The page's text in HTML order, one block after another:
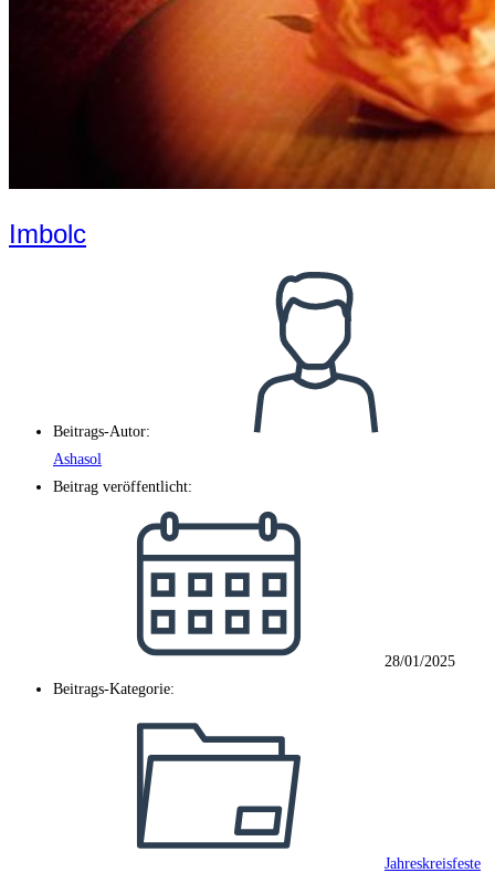
Imbolc
Beitrags-Autor:
Ashasol
Beitrag veröffentlicht:
28/01/2025
Beitrags-Kategorie:
Jahreskreisfeste